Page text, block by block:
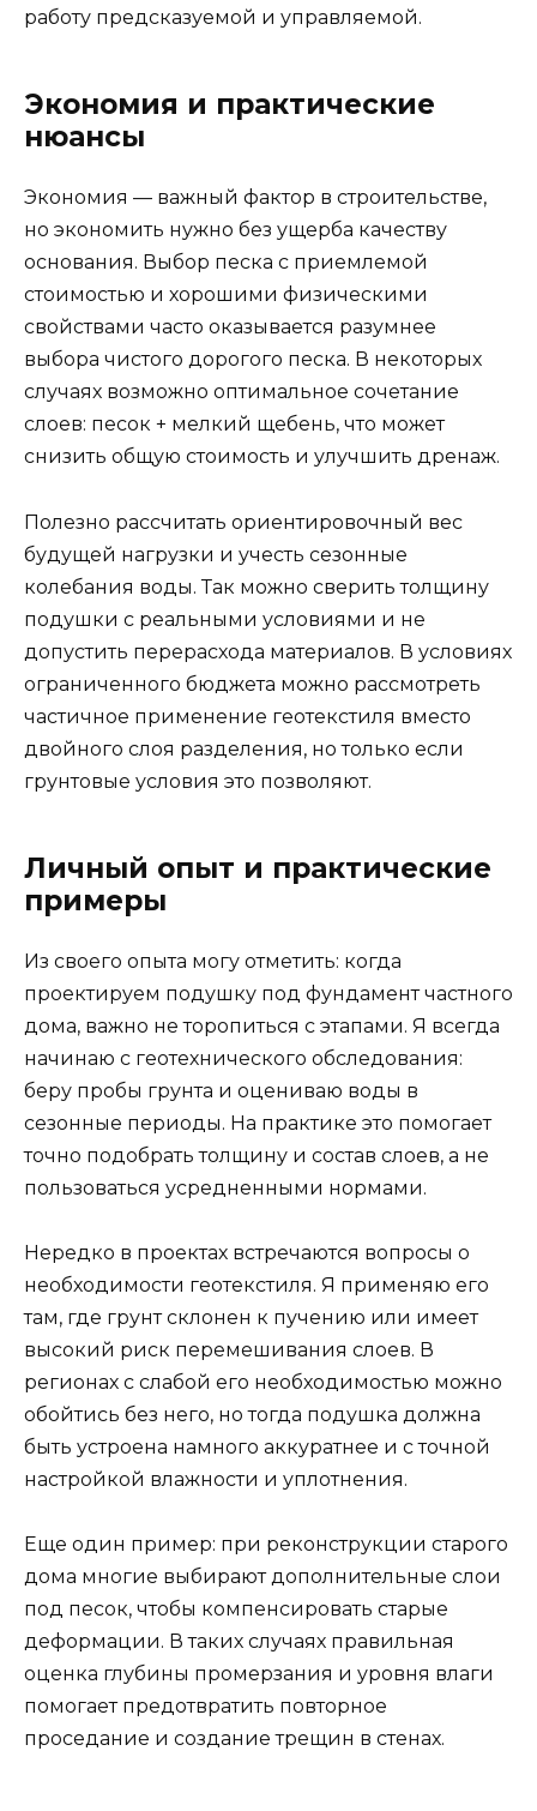
работу предсказуемой и управляемой.
Экономия и практические
нюансы
Экономия — важный фактор в строительстве,
но экономить нужно без ущерба качеству
основания. Выбор песка с приемлемой
стоимостью и хорошими физическими
свойствами часто оказывается разумнее
выбора чистого дорогого песка. В некоторых
случаях возможно оптимальное сочетание
слоев: песок + мелкий щебень, что может
снизить общую стоимость и улучшить дренаж.
Полезно рассчитать ориентировочный вес
будущей нагрузки и учесть сезонные
колебания воды. Так можно сверить толщину
подушки с реальными условиями и не
допустить перерасхода материалов. В условиях
ограниченного бюджета можно рассмотреть
частичное применение геотекстиля вместо
двойного слоя разделения, но только если
грунтовые условия это позволяют.
Личный опыт и практические
примеры
Из своего опыта могу отметить: когда
проектируем подушку под фундамент частного
дома, важно не торопиться с этапами. Я всегда
начинаю с геотехнического обследования:
беру пробы грунта и оцениваю воды в
сезонные периоды. На практике это помогает
точно подобрать толщину и состав слоев, а не
пользоваться усредненными нормами.
Нередко в проектах встречаются вопросы о
необходимости геотекстиля. Я применяю его
там, где грунт склонен к пучению или имеет
высокий риск перемешивания слоев. В
регионах с слабой его необходимостью можно
обойтись без него, но тогда подушка должна
быть устроена намного аккуратнее и с точной
настройкой влажности и уплотнения.
Еще один пример: при реконструкции старого
дома многие выбирают дополнительные слои
под песок, чтобы компенсировать старые
деформации. В таких случаях правильная
оценка глубины промерзания и уровня влаги
помогает предотвратить повторное
проседание и создание трещин в стенах.